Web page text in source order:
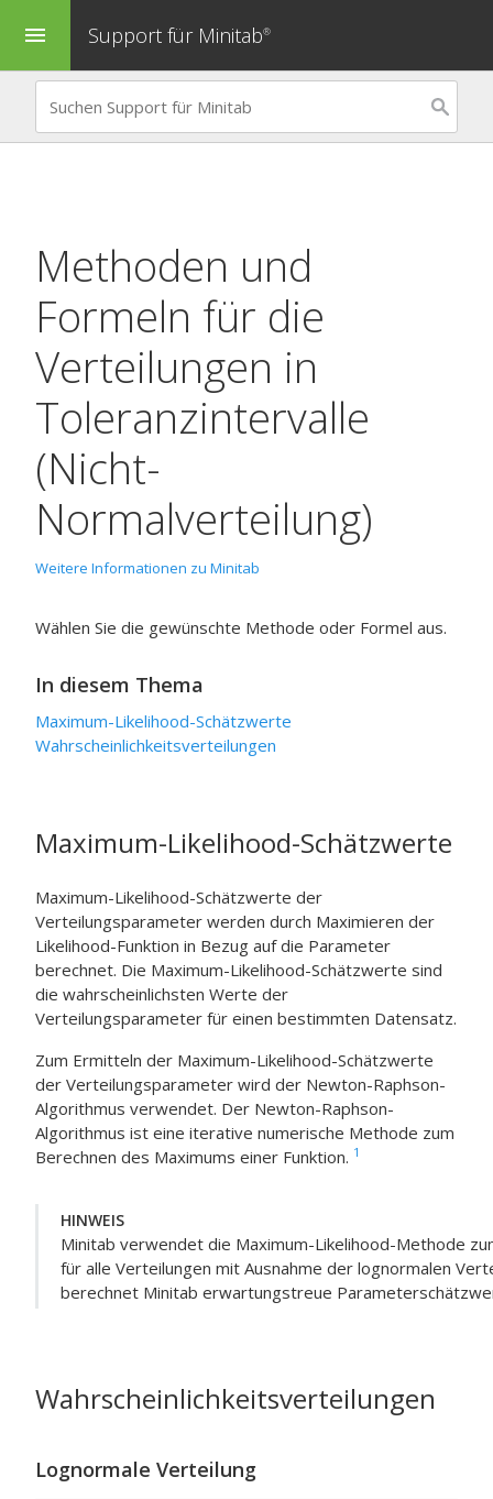
menu Support für Minitab®
Methoden und
Formeln für die
Verteilungen in
Toleranzintervalle
(Nicht-
Normalverteilung)
Weitere Informationen zu Minitab
Wählen Sie die gewünschte Methode oder Formel aus.
In diesem Thema
Maximum-Likelihood-Schätzwerte
Wahrscheinlichkeitsverteilungen
Maximum-Likelihood-Schätzwerte
Maximum-Likelihood-Schätzwerte der
Verteilungsparameter werden durch Maximieren der
Likelihood-Funktion in Bezug auf die Parameter
berechnet. Die Maximum-Likelihood-Schätzwerte sind
die wahrscheinlichsten Werte der
Verteilungsparameter für einen bestimmten Datensatz.
Zum Ermitteln der Maximum-Likelihood-Schätzwerte
der Verteilungsparameter wird der Newton-Raphson-
Algorithmus verwendet. Der Newton-Raphson-
Algorithmus ist eine iterative numerische Methode zum
Berechnen des Maximums einer Funktion. 1
HINWEIS
Minitab verwendet die Maximum-Likelihood-Methode
für alle Verteilungen mit Ausnahme der lognormalen
berechnet Minitab erwartungstreue
Wahrscheinlichkeitsverteilungen
Lognormale Verteilung